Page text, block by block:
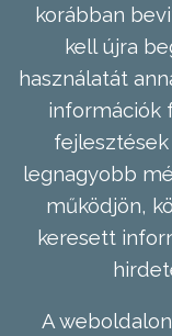
korábban
kell újra
használatát
információk
legnagyobb
működjön,
keresett
A